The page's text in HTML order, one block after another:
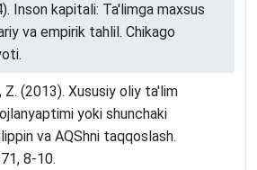
Inson kapitali: Ta'limga maxsus
va empirik tahlil. Chikago
Z. (2013). Xususiy oliy ta'lim
yoki shunchaki
va AQShni taqqoslash.
8-10.